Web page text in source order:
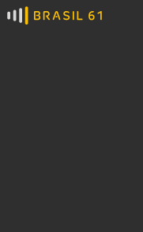
Ver todas as notícias